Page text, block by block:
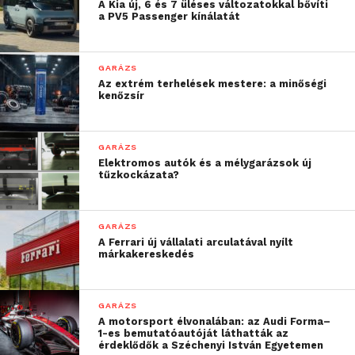
szakterületet képviselő kuratórium döntött.
Idén a Vállalati kategóriát a Molnár Júlia és Héjja
Róbert nevéhez fűződő Káli Art Inn nyerte meg. A
házaspár szívvel-lélekkel elkötelezett amellett, hogy
ötvözze a vendéglátást a művészetek szenvedélyes
A Kia új, 6 és 7 üléses változatokkal bővíti
a PV5 Passenger kínálatát
GARÁZS
Az extrém terhelések mestere: a minőségi
kenőzsír
GARÁZS
Elektromos autók és a mélygarázsok új
tűzkockázata?
GARÁZS
A Ferrari új vállalati arculatával nyílt
márkakereskedés
GARÁZS
A motorsport élvonalában: az Audi Forma–
1-es bemutatóautóját láthatták az
érdeklődők a Széchenyi István Egyetemen